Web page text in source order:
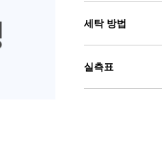
세탁 방법
실측표